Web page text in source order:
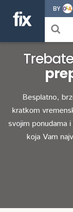
BY
Besplatno,
kratkom
svojim ponudama
koja Vam